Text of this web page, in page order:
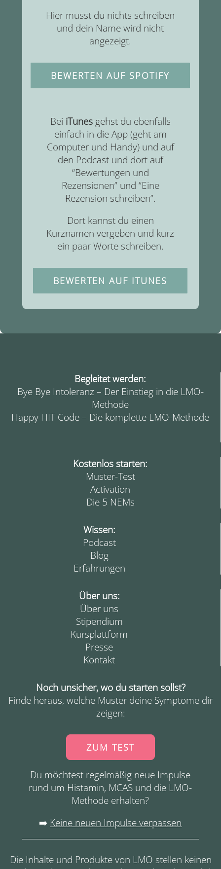
Hier musst du nichts schreiben
und dein Name wird nicht
angezeigt.
BEWERTEN AUF SPOTIFY
Bei iTunes gehst du ebenfalls
einfach in die App (geht am
Computer und Handy) und auf
den Podcast und dort auf
“Bewertungen und
Rezensionen” und “Eine
Rezension schreiben”.
Dort kannst du einen
Kurznamen vergeben und kurz
ein paar Worte schreiben.
BEWERTEN AUF ITUNES
Begleitet werden:
Bye Bye Intoleranz – Der Einstieg in die LMO-
Methode
Happy HIT Code – Die komplette LMO-Methode
Kostenlos starten:
Muster-Test
Activation
Die 5 NEMs
Wissen:
Podcast
Blog
Erfahrungen
Über uns:
Über uns
Stipendium
Kursplattform
Presse
Kontakt
Noch unsicher, wo du starten sollst?
Finde heraus, welche Muster deine Symptome dir
zeigen:
ZUM TEST
Du möchtest regelmäßig neue Impulse
rund um Histamin, MCAS und die LMO-
Methode erhalten?
➡️ Keine neuen Impulse verpassen
Die Inhalte und Produkte von LMO stellen keinen